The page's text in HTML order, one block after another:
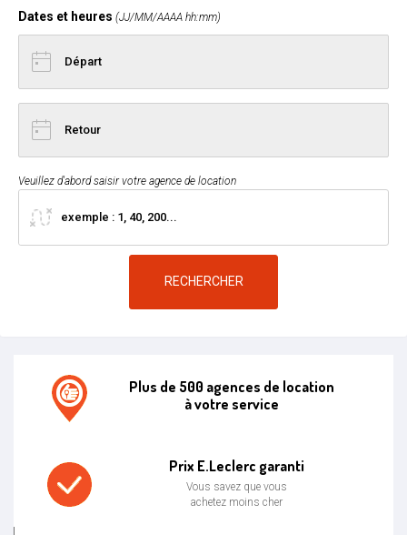
Dates et heures (JJ/MM/AAAA hh:mm)
Veuillez d'abord saisir votre agence de location
RECHERCHER
Plus de 500 agences de location
à votre service
Prix E.Leclerc garanti
Vous savez que vous
achetez moins cher